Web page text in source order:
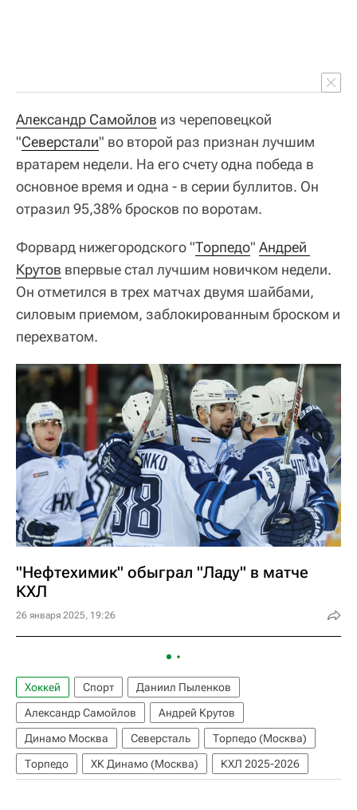
Александр Самойлов из череповецкой
"Северстали" во второй раз признан лучшим
вратарем недели. На его счету одна победа в
основное время и одна - в серии буллитов. Он
отразил 95,38% бросков по воротам.
Форвард нижегородского "Торпедо" Андрей
Крутов впервые стал лучшим новичком недели.
Он отметился в трех матчах двумя шайбами,
силовым приемом, заблокированным броском и
перехватом.
"Нефтехимик" обыграл "Ладу" в матче
КХЛ
26 января 2025, 19:26
Хоккей Спорт
Даниил Пыленков
Александр Самойлов
Андрей Крутов
Динамо Москва
Северсталь
Торпедо (Москва)
Торпедо
ХК Динамо (Москва) КХЛ 2025-2026